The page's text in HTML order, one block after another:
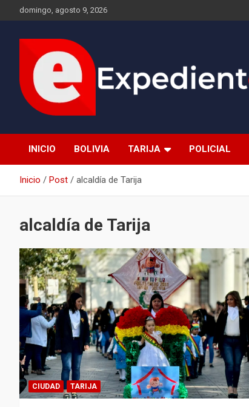
al
domingo, agosto 9, 2026
Expediente
INICIO BOLIVIA TARIJA POLICIAL
Inicio Post alcaldía de Tarija
alcaldía de Tarija
CIUDAD TARIJA